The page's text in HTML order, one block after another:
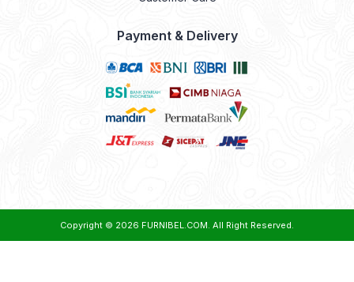
Payment & Delivery
Copyright © 2026 FURNIBEL.COM. All Right Reserved.